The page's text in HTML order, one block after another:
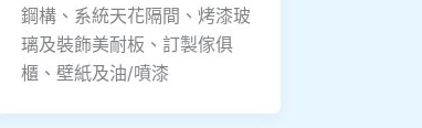
鋼構、系統天花隔間、烤漆玻
璃及裝飾美耐板、訂製傢俱
櫃、壁紙及油/噴漆